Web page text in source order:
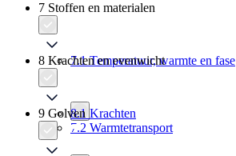
7 Stoffen en materialen
7.1 Temperatuur, warmte en fase
7.2 Warmtetransport
8 Krachten en evenwicht
8.1 Krachten
9 Golven